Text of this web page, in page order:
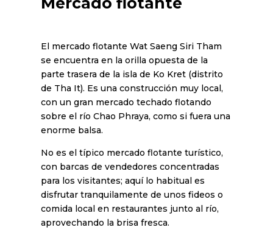
El mercado flotante Wat Saeng Siri Tham
se encuentra en la orilla opuesta de la
parte trasera de la isla de Ko Kret (distrito
de Tha It). Es una construcción muy local,
con un gran mercado techado flotando
sobre el río Chao Phraya, como si fuera una
enorme balsa.
No es el típico mercado flotante turístico,
con barcas de vendedores concentradas
para los visitantes; aquí lo habitual es
disfrutar tranquilamente de unos fideos o
comida local en restaurantes junto al río,
aprovechando la brisa fresca.